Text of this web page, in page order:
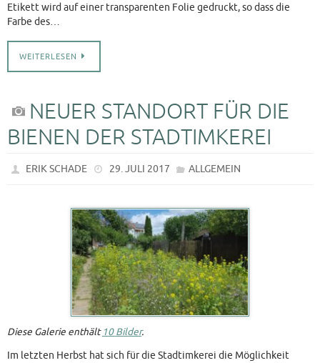
Etikett wird auf einer transparenten Folie gedruckt, so dass die
Farbe des…
WEITERLESEN
NEUER STANDORT FÜR DIE
BIENEN DER STADTIMKEREI
ERIK SCHADE 29. JULI 2017 ALLGEMEIN
Diese Galerie enthält 10 Bilder.
Im letzten Herbst hat sich für die Stadtimkerei die Möglichkeit